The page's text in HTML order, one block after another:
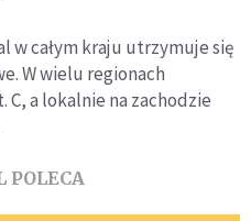
w całym kraju utrzymuje się
W wielu regionach
a lokalnie na zachodzie
POLECA